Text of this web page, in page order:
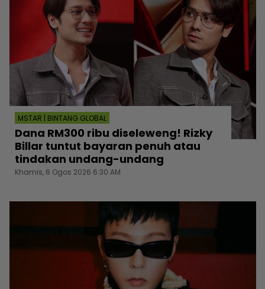
MSTAR | BINTANG GLOBAL
Dana RM300 ribu diseleweng! Rizky
Billar tuntut bayaran penuh atau
tindakan undang-undang
Khamis, 6 Ogos 2026 6:30 AM